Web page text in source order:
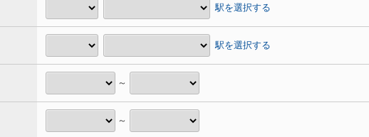
駅を選択する
駅を選択する
～
～